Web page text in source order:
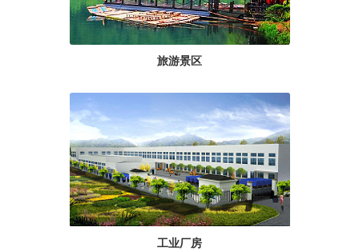
旅游景区
工业厂房